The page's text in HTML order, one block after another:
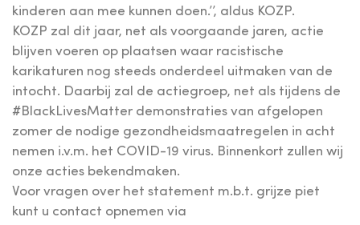
kinderen aan mee kunnen doen.’’, aldus KOZP.
KOZP zal dit jaar, net als voorgaande jaren, actie
blijven voeren op plaatsen waar racistische
karikaturen nog steeds onderdeel uitmaken van de
intocht. Daarbij zal de actiegroep, net als tijdens de
#BlackLivesMatter demonstraties van afgelopen
zomer de nodige gezondheidsmaatregelen in acht
nemen i.v.m. het COVID-19 virus. Binnenkort zullen wij
onze acties bekendmaken.
Voor vragen over het statement m.b.t. grijze piet
kunt u contact opnemen via